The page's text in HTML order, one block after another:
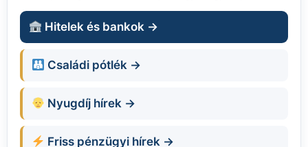
Hitelek és bankok →
Családi pótlék →
Nyugdíj hírek →
Friss pénzügyi hírek →